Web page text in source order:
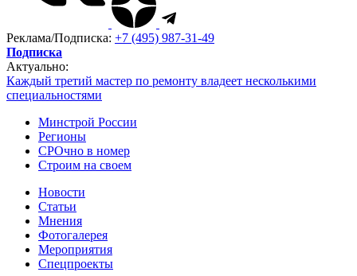
Реклама/Подписка: +7 (495) 987-31-49
Подписка
Актуально:
Каждый третий мастер по ремонту владеет несколькими
специальностями
Минстрой России
Регионы
СРОчно в номер
Строим на своем
Новости
Статьи
Мнения
Фотогалерея
Мероприятия
Спецпроекты